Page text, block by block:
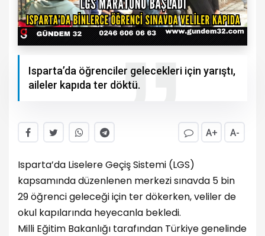
Isparta’da öğrenciler gelecekleri için yarıştı,
aileler kapıda ter döktü.
A+ A-
Isparta’da Liselere Geçiş Sistemi (LGS)
kapsamında düzenlenen merkezi sınavda 5 bin
29 öğrenci geleceği için ter dökerken, veliler de
okul kapılarında heyecanla bekledi.
Milli Eğitim Bakanlığı tarafından Türkiye genelinde